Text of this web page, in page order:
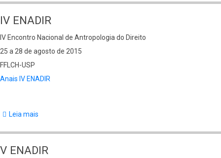
IV ENADIR
IV Encontro Nacional de Antropologia do Direito
25 a 28 de agosto de 2015
FFLCH-USP
Anais IV ENADIR
Leia mais
V ENADIR